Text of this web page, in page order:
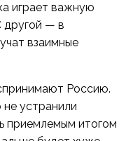
играет важную
другой — в
взаимные
Россию.
не устранили
приемлемым итогом